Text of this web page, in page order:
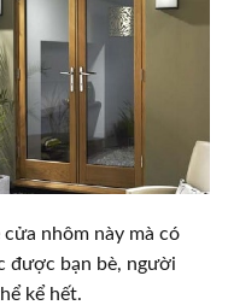
nhôm này mà có
được bạn bè, người
kể hết.